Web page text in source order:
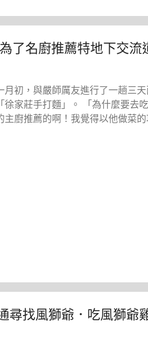
了名廚推薦特地下交
月初，與嚴師厲友進行了一趟三
「徐家莊手打麵」。 「為什麼要去
主廚推薦的啊！我覺得以他做菜
找風獅爺．吃風獅爺